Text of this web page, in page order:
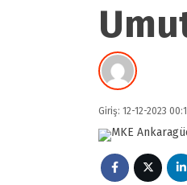
Giriş: 12-12-2023